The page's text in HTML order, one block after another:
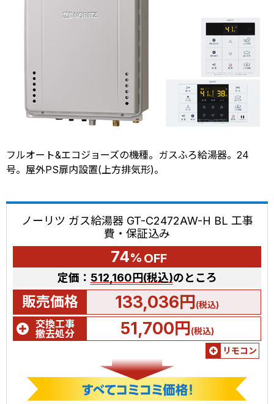
フルオート&エコジョーズの機種。ガスふろ給湯器。24
号。屋外PS扉内設置(上方排気形)。
ノーリツ ガス給湯器 GT-C2472AW-H BL 工事
費・保証込み
74% OFF
定価： 512,160円(税込)のところ
販売価格 133,036円(税込)
交換工事
撤去処分
51,700円(税込)
リモコン